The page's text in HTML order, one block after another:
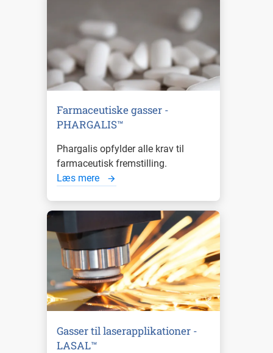
Farmaceutiske gasser -
PHARGALIS™
Phargalis opfylder alle krav til
farmaceutisk fremstilling.
Læs mere
Gasser til laserapplikationer -
LASAL™